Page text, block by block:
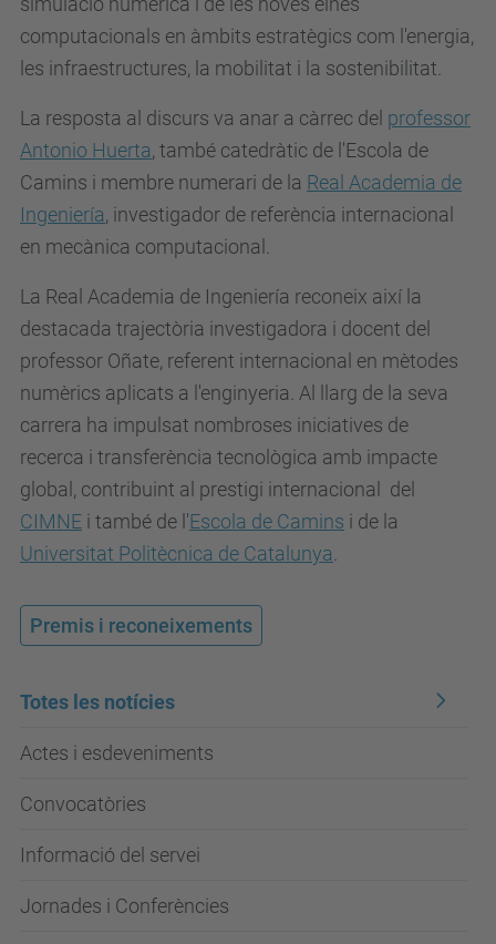
computacionals en àmbits estratègics com l'energia,
les infraestructures, la mobilitat i la sostenibilitat.
La resposta al discurs va anar a càrrec del professor
Antonio Huerta, també catedràtic de l'Escola de
Camins i membre numerari de la Real Academia de
Ingeniería, investigador de referència internacional
en mecànica computacional.
La Real Academia de Ingeniería reconeix així la
destacada trajectòria investigadora i docent del
professor Oñate, referent internacional en mètodes
numèrics aplicats a l'enginyeria. Al llarg de la seva
carrera ha impulsat nombroses iniciatives de
recerca i transferència tecnològica amb impacte
global, contribuint al prestigi internacional del
CIMNE i també de l'Escola de Camins i de la
Universitat Politècnica de Catalunya
Premis i reconeixements
Totes les notícies
Actes i esdeveniments
Convocatòries
Informació del servei
Jornades i Conferències